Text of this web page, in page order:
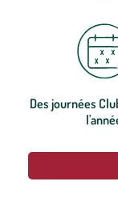
Des journées